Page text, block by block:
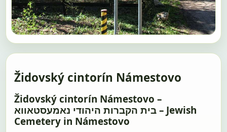
Židovský cintorín Námestovo
Židovský cintorín Námestovo –
נאמעסטאווא‎ בית הקברות היהודי – Jewish
Cemetery in Námestovo